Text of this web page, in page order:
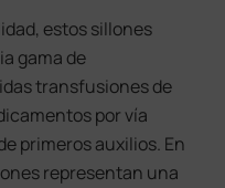
estos sillones
gama de
transfusiones de
por vía
primeros auxilios. En
representan una